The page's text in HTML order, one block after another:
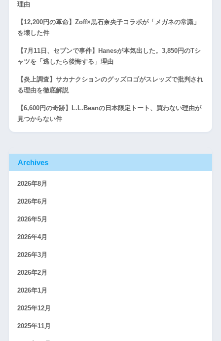
理由
【12,200円の革命】Zoff×黒石奈央子コラボが「メガネの常識」
を壊した件
【7月11日、セブンで事件】Hanesが本気出した。3,850円のTシ
ャツを「逃したら後悔する」理由
【炎上調査】サカナクションのグッズロゴがスレッズで批判され
る理由を徹底解説
【6,600円の奇跡】L.L.Beanの日本限定トート、買わない理由が
見つからない件
Archives
2026年8月
2026年6月
2026年5月
2026年4月
2026年3月
2026年2月
2026年1月
2025年12月
2025年11月